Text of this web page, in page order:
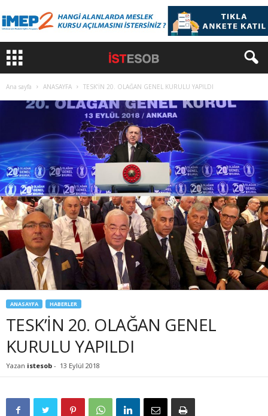
Ana sayfa ANASAYFA TESK’İN 20. OLAĞAN GENEL KURULU YAPILDI
ANASAYFA HABERLER
TESK’İN 20. OLAĞAN GENEL
KURULU YAPILDI
Yazan istesob - 13 Eylül 2018